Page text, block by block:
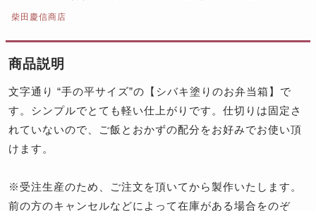
柴田慶信商店
商品説明
文字通り “手の平サイズ”の【シバキ塗りのお弁当箱】で
す。シンプルでとても軽い仕上がりです。仕切りは固定さ
れていないので、ご飯とおかずの配分をお好みでお使い頂
けます。
※ 受注生産のため、ご注文を頂いてから製作いたします。
前の方のキャンセルなどによって在庫がある場合をのぞ